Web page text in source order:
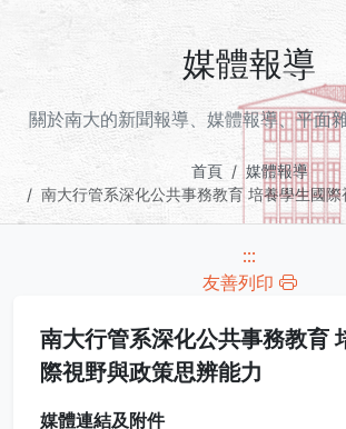
媒體報導
關於南大的新聞報導、媒體報導、平面
首頁
媒體報導
南大行管系深化公共事務教育 培養學生國
:::
友善列印
南大行管系深化公共事務教育
際視野與政策思辨能力
媒體連結及附件